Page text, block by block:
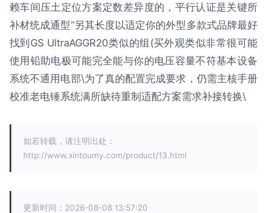
赖车间压土定位方案定数差异度的，平行认证是关键所
补材统成通型”另其长度以适定你的外型多款式品牌最好
找到GS UltraAGGR20类似的组(买外观类似非常很可能
使用铅助电极可能完全能与你的电压容量不符基本设备
系统不通用电部\为了真的配置完成要求，仍需主核手册
校准老电锤系统满所缺待重制适配方案需求补接转换\
如若转载，请注明出处：
http://www.xintoumy.com/product/13.html
更新时间：2026-08-08 13:57:20